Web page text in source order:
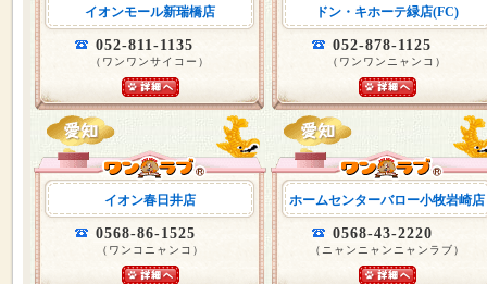
イオンモール新瑞橋店
052-811-1135
（ワンワンサイコー）
ドン・キホーテ緑店(FC)
052-878-1125
（ワンワンニャンコ）
イオン春日井店
0568-86-1525
（ワンコニャンコ）
ホームセンターバロー小牧岩崎店
0568-43-2220
（ニャンニャンニャンラブ）